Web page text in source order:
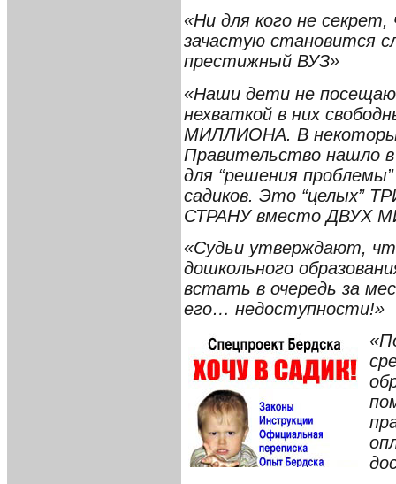
«Ни для кого не
зачастую становится
престижный ВУЗ»
«Наши дети не
нехваткой в них
МИЛЛИОНА. В
Правительство нашло
для “решения
садиков. Это “целых”
СТРАНУ вместо ДВУХ
«Судьи утверждают,
дошкольного
встать в очередь за
его… недоступности!»